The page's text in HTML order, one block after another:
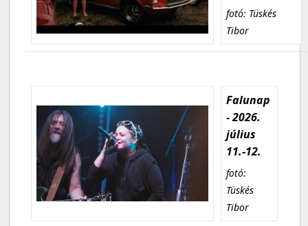
fotó: Tüskés
Tibor
Falunap
- 2026.
július
11.-12.
fotó:
Tüskés
Tibor